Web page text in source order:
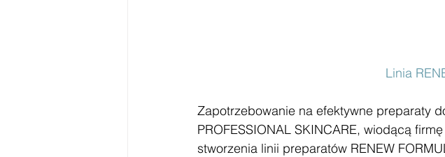
Linia
Zapotrzebowanie na efektywne preparaty
PROFESSIONAL SKINCARE, wiodącą
stworzenia linii preparatów RENEW